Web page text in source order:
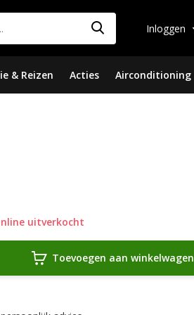
Inloggen
& Reizen Acties Airconditioning
uitverkocht
Toevoegen aan winkelwagen